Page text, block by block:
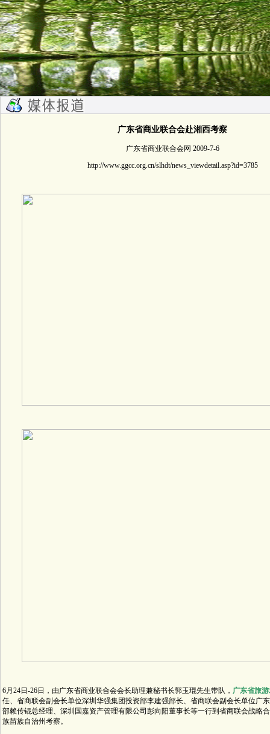
广东省商业联合会赴湘西考察
广东省商业联合会网 2009-7-6
http://www.ggcc.org.cn/slhdt/news_viewdetail.asp?id=3785
6月24日-26日，由广东省商业联合会会长助理兼秘书长郭玉琨先生带队， 广东省旅
任、省商联会副会长单位深圳华强集团投资部李建强部长、省商联会副会长单位广
部赖传锟总经理、深圳国嘉资产管理有限公司彭向阳董事长等一行到省商联会战略
族苗族自治州考察。